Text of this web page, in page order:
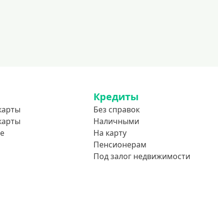
С 21 года
В декрете
Кредиты
Без справок
Наличными
На карту
Пенсионерам
Под залог недвижимости